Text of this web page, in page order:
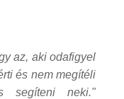
az, aki odafigyel
és nem megítéli
neki."